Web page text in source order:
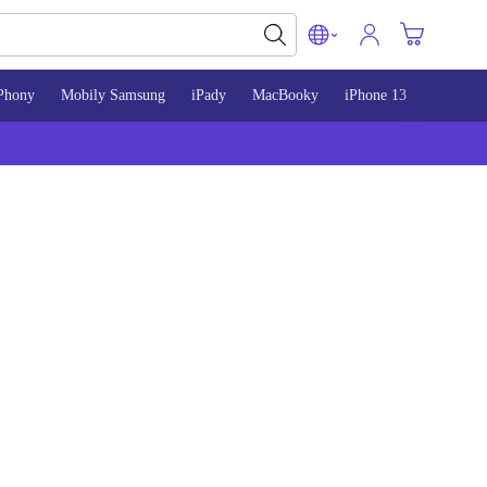
Mobily Samsung iPady MacBooky iPhone 13